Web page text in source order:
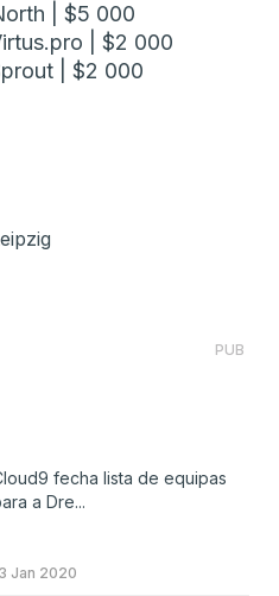
| $5 000
| $2 000
| $2 000
PUB
fecha lista de equipas
a Dre...
Jan 2020